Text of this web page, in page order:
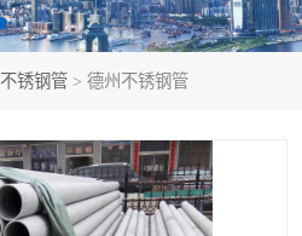
不锈钢管 > 德州不锈钢管
不锈钢亮管
不锈钢加工
不锈钢工业方管
不锈钢法兰